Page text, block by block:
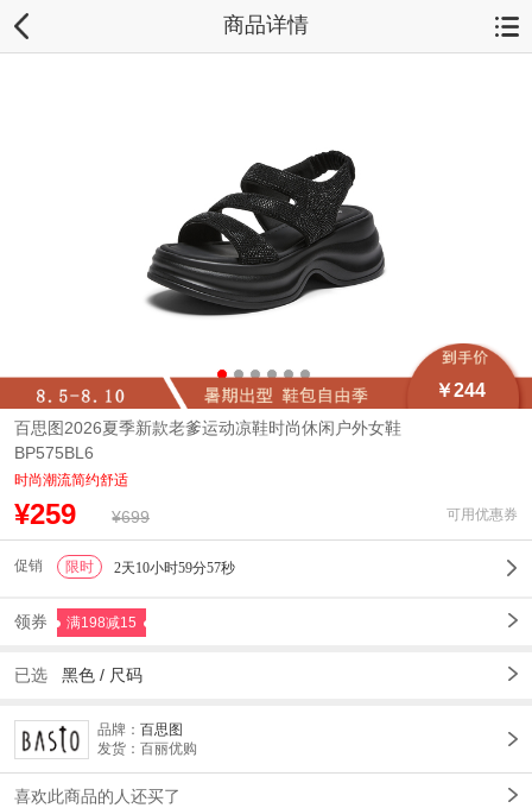
商品详情
￥244
百思图2026夏季新款老爹运动凉鞋时尚休闲户外女鞋
BP575BL6
时尚潮流简约舒适
¥259 ¥699 可用优惠券
促销 限时 2天10小时59分54秒
领券 满198减15
已选 黑色 / 尺码
品牌： 百思图
发货：百丽优购
喜欢此商品的人还买了